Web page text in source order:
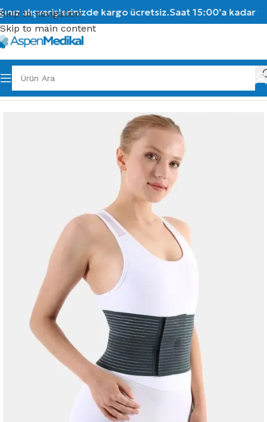
Skip to navigation
Skip to main content
alışverişlerinizde kargo ücretsiz.Saat 15:00'a kadar
Ana Sayfa